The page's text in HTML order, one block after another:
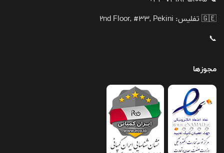
🇬🇪 تفلیس: 2nd Floor, #33, Pekini
📞
مجوزها